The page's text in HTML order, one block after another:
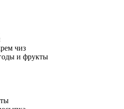
чиз
и фрукты